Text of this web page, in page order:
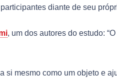
diante de seu
, um dos autores do estudo:
si mesmo como um objeto e